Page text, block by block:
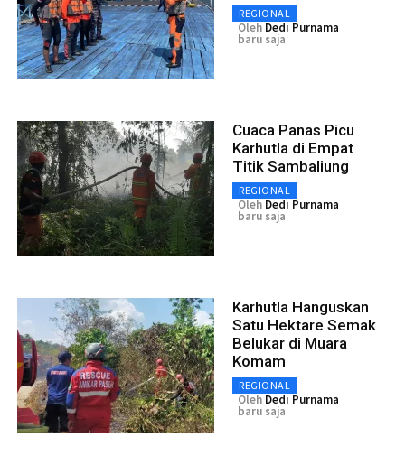
REGIONAL
Oleh Dedi Purnama
baru saja
Cuaca Panas Picu
Karhutla di Empat
Titik Sambaliung
REGIONAL
Oleh Dedi Purnama
baru saja
Karhutla Hanguskan
Satu Hektare Semak
Belukar di Muara
Komam
REGIONAL
Oleh Dedi Purnama
baru saja